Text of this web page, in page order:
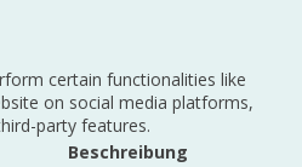
certain functionalities like
on social media platforms,
party features.
Beschreibung